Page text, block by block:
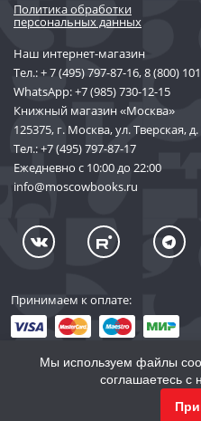
Политика обработки
персональных данных
Наш интернет-магазин
Тел.:+ 7 (495) 797-87-16,8 (800)
WhatsApp:+7 (985) 730-12-15
Книжный магазин «Москва»
125375, г. Москва, ул. Тверская, д.
Тел.:+7 (495) 797-87-17
Ежедневно с 10:00 до 22:00
info@moscowbooks.ru
Принимаем к оплате:
© 2002–2026 «Торговый Дом
Мы используем файлы
соглашаетесь с